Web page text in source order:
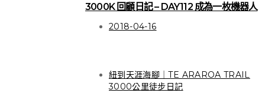
3000K 回顧日記 – DAY112 成為一枚機器人
2018-04-16
紐到天涯海腳｜TE ARAROA TRAIL
3000公里徒步日記